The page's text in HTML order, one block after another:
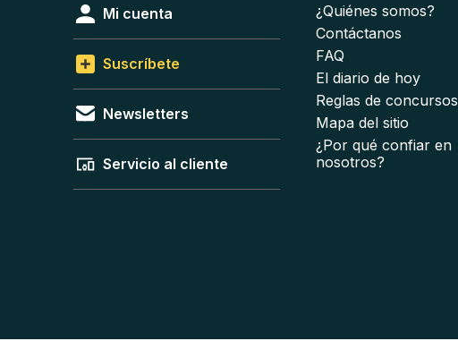
Mi cuenta
Suscríbete
Newsletters
Servicio al cliente
¿Quiénes somos?
Contáctanos
FAQ
El diario de hoy
Reglas de concursos
Mapa del sitio
¿Por qué confiar en
nosotros?